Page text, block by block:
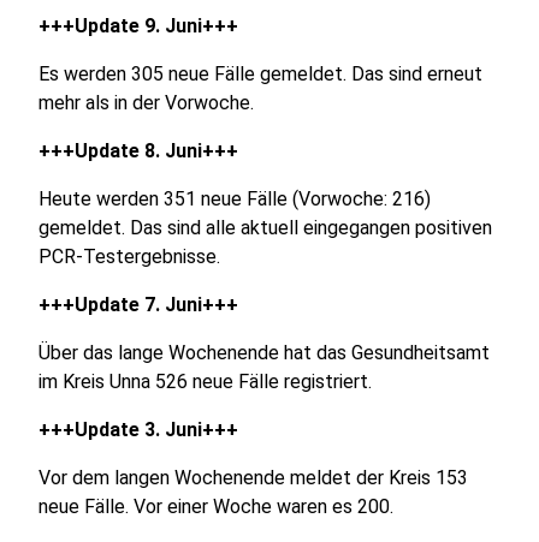
+++Update 9. Juni+++
Es werden 305 neue Fälle gemeldet. Das sind erneut
mehr als in der Vorwoche.
+++Update 8. Juni+++
Heute werden 351 neue Fälle (Vorwoche: 216)
gemeldet. Das sind alle aktuell eingegangen positiven
PCR-Testergebnisse.
+++Update 7. Juni+++
Über das lange Wochenende hat das Gesundheitsamt
im Kreis Unna 526 neue Fälle registriert.
+++Update 3. Juni+++
Vor dem langen Wochenende meldet der Kreis 153
neue Fälle. Vor einer Woche waren es 200.